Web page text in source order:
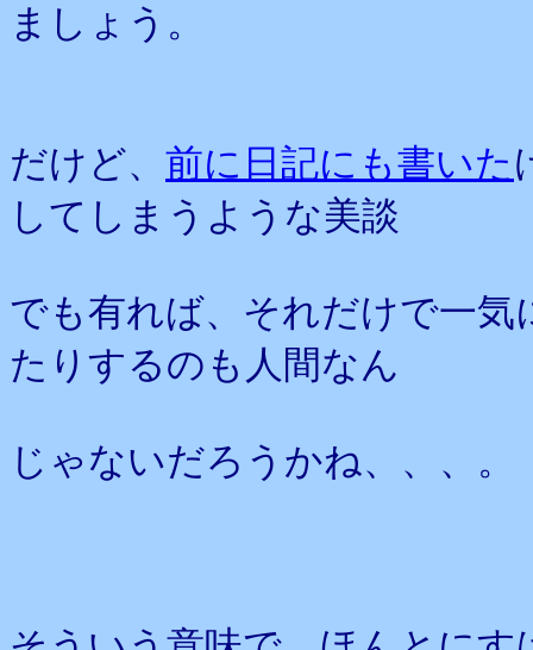
ましょう。
だけど、 前に日記にも書いた
してしまうような美談
でも有れば、それだけで一
たりするのも人間なん
じゃないだろうかね、、、。